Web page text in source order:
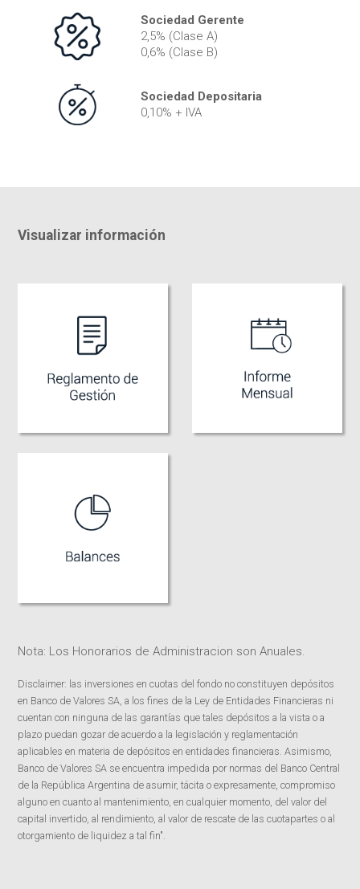
Sociedad Gerente
2,5% (Clase A)
0,6% (Clase B)
Sociedad Depositaria
0,10% + IVA
Visualizar información
Nota: Los Honorarios de Administracion son Anuales.
Disclaimer: las inversiones en cuotas del fondo no constituyen depósitos
en Banco de Valores SA, a los fines de la Ley de Entidades Financieras ni
cuentan con ninguna de las garantías que tales depósitos a la vista o a
plazo puedan gozar de acuerdo a la legislación y reglamentación
aplicables en materia de depósitos en entidades financieras. Asimismo,
Banco de Valores SA se encuentra impedida por normas del Banco Central
de la República Argentina de asumir, tácita o expresamente, compromiso
alguno en cuanto al mantenimiento, en cualquier momento, del valor del
capital invertido, al rendimiento, al valor de rescate de las cuotapartes o al
otorgamiento de liquidez a tal fin".